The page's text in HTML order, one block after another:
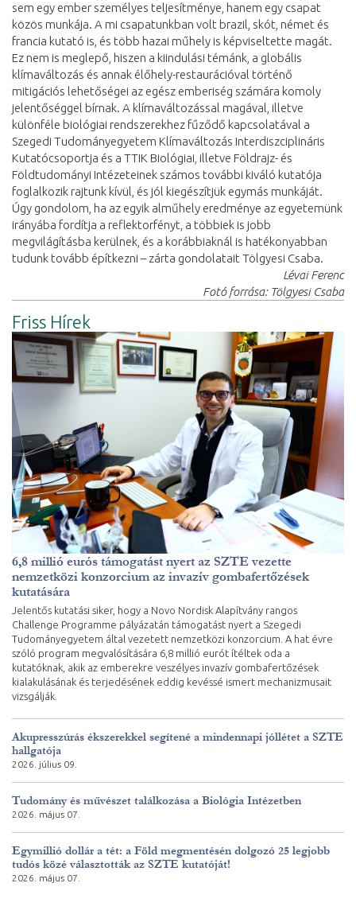
sem egy ember személyes teljesítménye, hanem egy csapat
közös munkája. A mi csapatunkban volt brazil, skót, német és
francia kutató is, és több hazai műhely is képviseltette magát.
Ez nem is meglepő, hiszen a kiindulási témánk, a globális
klímaváltozás és annak élőhely-restaurációval történő
mitigációs lehetőségei az egész emberiség számára komoly
jelentőséggel bírnak. A klímaváltozással magával, illetve
különféle biológiai rendszerekhez fűződő kapcsolatával a
Szegedi Tudományegyetem Klímaváltozás Interdiszciplináris
Kutatócsoportja és a TTIK Biológiai, illetve Földrajz- és
Földtudományi Intézeteinek számos további kiváló kutatója
foglalkozik rajtunk kívül, és jól kiegészítjük egymás munkáját.
Úgy gondolom, ha az egyik alműhely eredménye az egyetemünk
irányába fordítja a reflektorfényt, a többiek is jobb
megvilágításba kerülnek, és a korábbiaknál is hatékonyabban
tudunk tovább építkezni – zárta gondolatait Tölgyesi Csaba.
Lévai Ferenc
Fotó forrása: Tölgyesi Csaba
Friss Hírek
6,8 millió eurós támogatást nyert az SZTE vezette
nemzetközi konzorcium az invazív gombafertőzések
kutatására
Jelentős kutatási siker, hogy a Novo Nordisk Alapítvány rangos
Challenge Programme pályázatán támogatást nyert a Szegedi
Tudományegyetem által vezetett nemzetközi konzorcium. A hat évre
szóló program megvalósítására 6,8 millió eurót ítéltek oda a
kutatóknak, akik az emberekre veszélyes invazív gombafertőzések
kialakulásának és terjedésének eddig kevéssé ismert mechanizmusait
vizsgálják.
Akupresszúrás ékszerekkel segítené a mindennapi jóllétet a SZTE
hallgatója
2026. július 09.
Tudomány és művészet találkozása a Biológia Intézetben
2026. május 07.
Egymillió dollár a tét: a Föld megmentésén dolgozó 25 legjobb
tudós közé választották az SZTE kutatóját!
2026. május 07.